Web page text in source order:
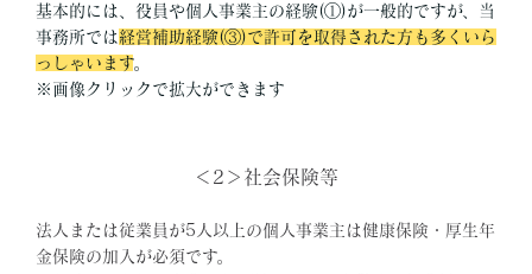
基本的には、役員や個人事業主の経験(①)が一般的ですが、当
事務所では 経営補助経験(③)で許可を取得された方も多くいら
っしゃいます。
※画像クリックで拡大ができます
＜2＞社会保険等
法人または従業員が5人以上の個人事業主は健康保険・厚生年
金保険の加入が必須です。